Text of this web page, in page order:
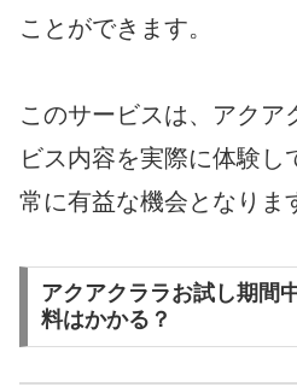
ことができます。
このサービスは、アクア
ビス内容を実際に体験し
常に有益な機会となりま
アクアクララお試し期間
料はかかる？